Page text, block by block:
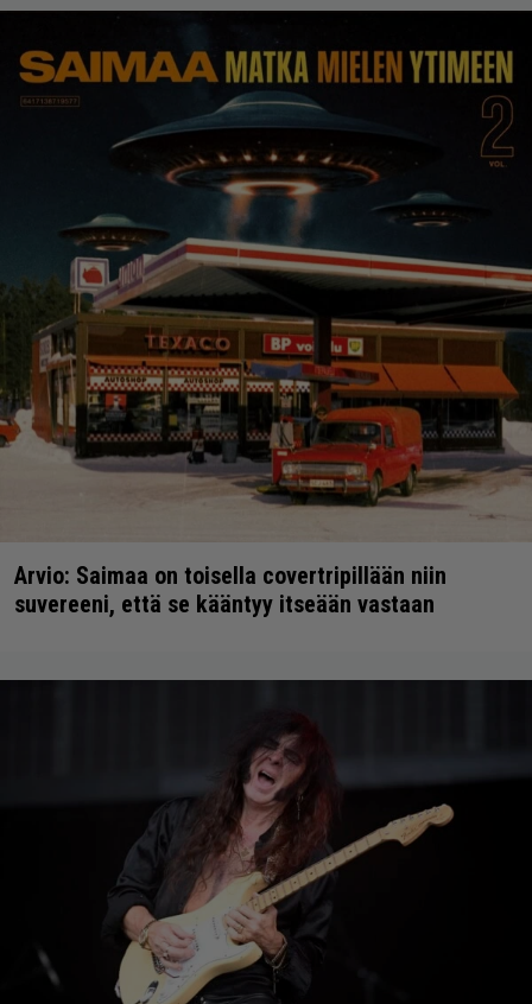
Arvio: Saimaa on toisella covertripillään niin
suvereeni, että se kääntyy itseään vastaan